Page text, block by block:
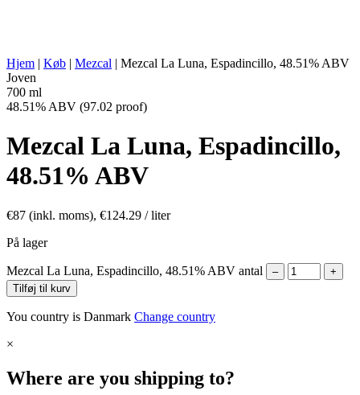
Hjem | Køb | Mezcal | Mezcal La Luna, Espadincillo, 48.51% ABV
Joven
700 ml
48.51% ABV (97.02 proof)
Mezcal La Luna, Espadincillo,
48.51% ABV
€87 (inkl. moms), €124.29 / liter
På lager
Mezcal La Luna, Espadincillo, 48.51% ABV antal –
+
Tilføj til kurv
You country is Danmark Change country
×
Where are you shipping to?